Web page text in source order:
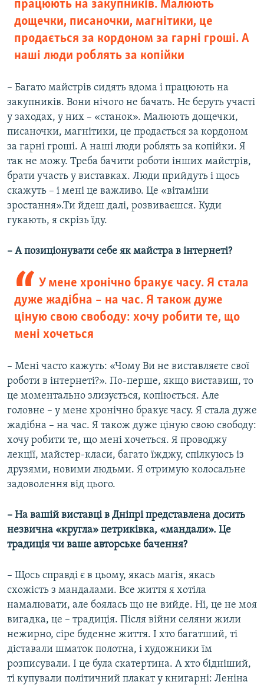
працюють на закупників. Малюють
дощечки, писаночки, магнітики, це
продається за кордоном за гарні гроші. А
наші люди роблять за копійки
– Багато майстрів сидять вдома і працюють на
закупників. Вони нічого не бачать. Не беруть участі
у заходах, у них – «станок». Малюють дощечки,
писаночки, магнітики, це продається за кордоном
за гарні гроші. А наші люди роблять за копійки. Я
так не можу. Треба бачити роботи інших майстрів,
брати участь у виставках. Люди прийдуть і щось
скажуть – і мені це важливо. Це «вітаміни
зростання».Ти йдеш далі, розвиваєшся. Куди
гукають, я скрізь їду.
– А позиціонувати себе як майстра в інтернеті?
У мене хронічно бракує часу. Я стала
дуже жадібна – на час. Я також дуже
ціную свою свободу: хочу робити те, що
мені хочеться
– Мені часто кажуть: «Чому Ви не виставляєте свої
роботи в інтернеті?». По-перше, якщо виставиш, то
це моментально злизується, копіюється. Але
головне – у мене хронічно бракує часу. Я стала дуже
жадібна – на час. Я також дуже ціную свою свободу:
хочу робити те, що мені хочеться. Я проводжу
лекції, майстер-класи, багато їжджу, спілкуюсь із
друзями, новими людьми. Я отримую колосальне
задоволення від цього.
– На вашій виставці в Дніпрі представлена досить
незвична «кругла» петриківка, «мандали». Це
традиція чи ваше авторське бачення?
– Щось справді є в цьому, якась магія, якась
схожість з мандалами. Все життя я хотіла
намалювати, але боялась що не вийде. Ні, це не моя
вигадка, це – традиція. Після війни селяни жили
нежирно, сіре буденне життя. І хто багатший, ті
діставали шматок полотна, і художники їм
розписували. І це була скатертина. А хто бідніший,
ті купували політичний плакат у книгарні: Леніна